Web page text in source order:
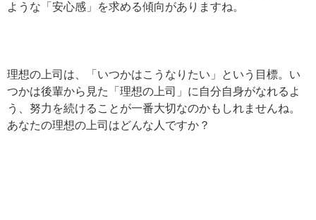
ような「安心感」を求める傾向がありますね。
理想の上司は、「いつかはこうなりたい」という目標。い
つかは後輩から見た「理想の上司」に自分自身がなれるよ
う、努力を続けることが一番大切なのかもしれませんね。
あなたの理想の上司はどんな人ですか？